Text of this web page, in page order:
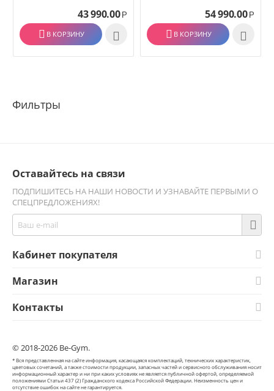
43 990.00 Р
В КОРЗИНУ 
54 990.00 Р
В КОРЗИНУ 
Оставайтесь на связи
ПОДПИШИТЕСЬ НА НАШИ НОВОСТИ И УЗНАВАЙТЕ ПЕРВЫМИ О
СПЕЦПРЕДЛОЖЕНИЯХ!
Кабинет покупателя
Магазин
Контакты
© 2018-2026 Be-Gym.
* Вся представленная на сайте информация, касающаяся комплектаций, технических характеристик,
цветовых сочетаний, а также стоимости продукции, запасных частей и сервисного обслуживания носит
информационный характер и ни при каких условиях не является публичной офертой, определяемой
положениями Статьи 437 (2) Гражданского кодекса Российской Федерации. Неизменность цен и
отсутствие ошибок на сайте не гарантируется.